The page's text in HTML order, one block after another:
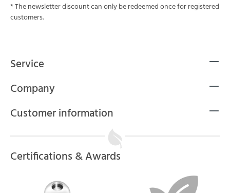
* The newsletter discount can only be redeemed once for registered
customers.
Service
Company
Customer information
Certifications & Awards